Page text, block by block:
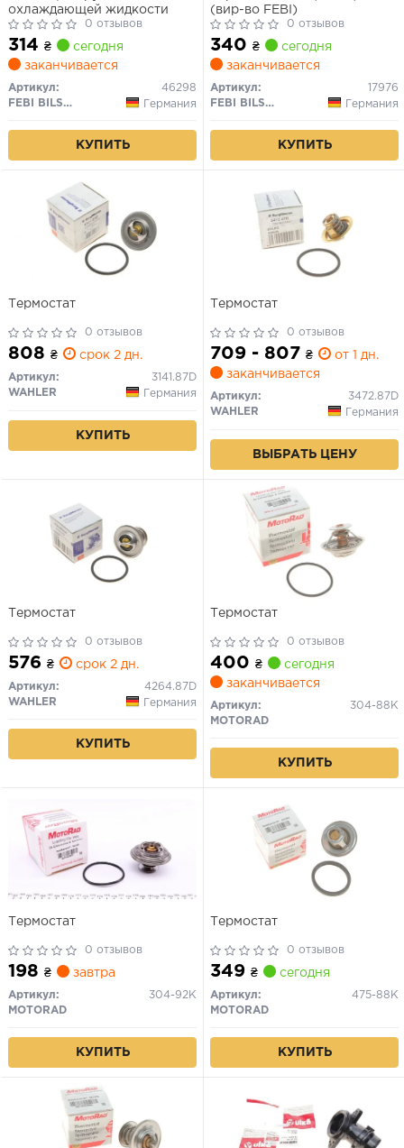
охлаждающей жидкости
0 отзывов
314 ₴
сегодня
заканчивается
Артикул:
46298
FEBI BILSTEIN
Германия
КУПИТЬ
(вир-во FEBI)
0 отзывов
340 ₴
сегодня
заканчивается
Артикул:
17976
FEBI BILSTEIN
Германия
КУПИТЬ
Термостат
0 отзывов
808 ₴ срок 2 дн.
Артикул:
3141.87D
WAHLER
Германия
КУПИТЬ
Термостат
0 отзывов
709 - 807 ₴
от 1 дн.
заканчивается
Артикул:
3472.87D
WAHLER
Германия
ВЫБРАТЬ ЦЕНУ
Термостат
0 отзывов
576 ₴ срок 2 дн.
Артикул:
4264.87D
WAHLER
Германия
КУПИТЬ
Термостат
0 отзывов
400 ₴
сегодня
заканчивается
Артикул:
304-88K
MOTORAD
КУПИТЬ
Термостат
0 отзывов
198 ₴ завтра
Артикул:
304-92K
MOTORAD
КУПИТЬ
Термостат
0 отзывов
349 ₴ сегодня
Артикул:
475-88K
MOTORAD
КУПИТЬ